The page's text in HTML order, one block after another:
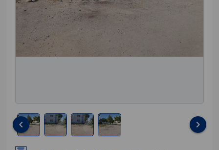
keyboard_arrow_left keyboard_arrow_right